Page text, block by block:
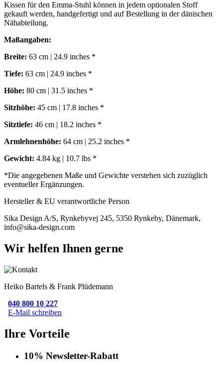
Kissen für den Emma-Stuhl können in jedem optionalen Stoff
gekauft werden, handgefertigt und auf Bestellung in der dänischen
Nähabteilung.
Maßangaben:
Breite: 63 cm | 24.9 inches *
Tiefe: 63 cm | 24.9 inches *
Höhe: 80 cm | 31.5 inches *
Sitzhöhe: 45 cm | 17.8 inches *
Sitztiefe: 46 cm | 18.2 inches *
Armlehnenhöhe: 64 cm | 25.2 inches *
Gewicht: 4.84 kg | 10.7 lbs *
*Die angegebenen Maße und Gewichte verstehen sich zuzüglich
eventueller Ergänzungen.
Hersteller & EU verantwortliche Person
Sika Design A/S, Rynkebyvej 245, 5350 Rynkeby, Dänemark,
info@sika-design.com
Wir helfen Ihnen gerne
Heiko Bartels & Frank Plüdemann
040 800 10 227
E-Mail schreiben
Ihre Vorteile
10% Newsletter-Rabatt